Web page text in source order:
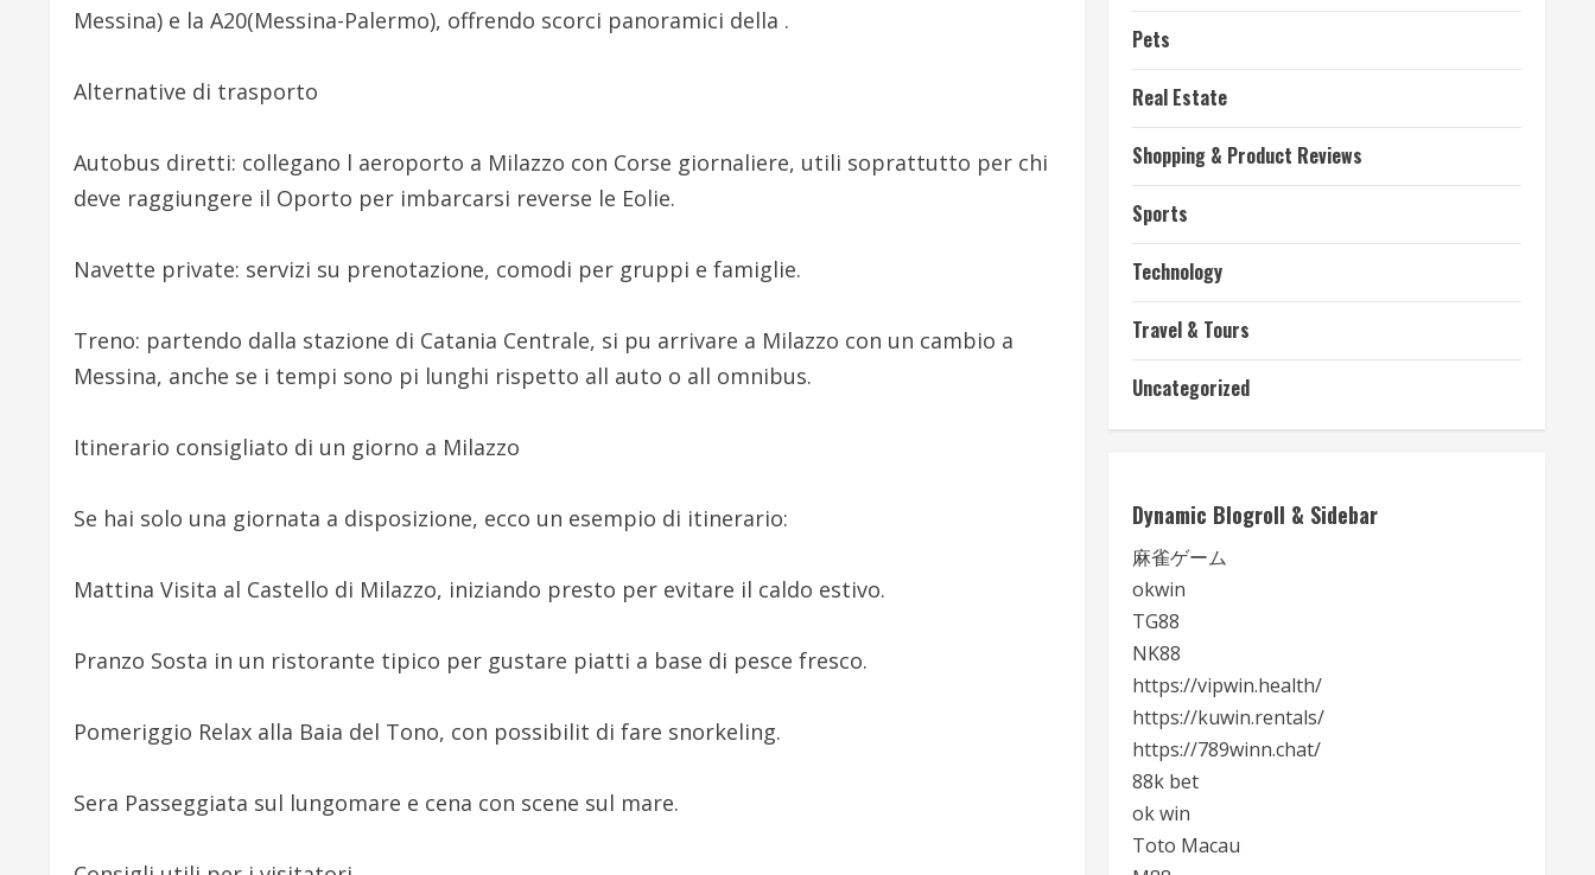
Messina) e la A20(Messina-Palermo), offrendo scorci panoramici della .
Alternative di trasporto
Autobus diretti: collegano l aeroporto a Milazzo con Corse giornaliere, utili soprattutto per chi
deve raggiungere il Oporto per imbarcarsi reverse le Eolie.
Navette private: servizi su prenotazione, comodi per gruppi e famiglie.
Treno: partendo dalla stazione di Catania Centrale, si pu arrivare a Milazzo con un cambio a
Messina, anche se i tempi sono pi lunghi rispetto all auto o all omnibus.
Itinerario consigliato di un giorno a Milazzo
Se hai solo una giornata a disposizione, ecco un esempio di itinerario:
Mattina Visita al Castello di Milazzo, iniziando presto per evitare il caldo estivo.
Pranzo Sosta in un ristorante tipico per gustare piatti a base di pesce fresco.
Pomeriggio Relax alla Baia del Tono, con possibilit di fare snorkeling.
Sera Passeggiata sul lungomare e cena con scene sul mare.
Pets
Real Estate
Shopping & Product Reviews
Sports
Technology
Travel & Tours
Uncategorized
Dynamic Blogroll & Sidebar
麻雀ゲーム
okwin
TG88
NK88
https://vipwin.health/
https://kuwin.rentals/
https://789winn.chat/
88k bet
ok win
Toto Macau